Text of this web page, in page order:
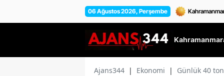
06 Ağustos 2026, Perşembe
Ajans344 | Ekonomi | Günlük 40